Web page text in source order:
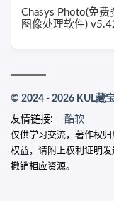
Chasys Photo(免费
图像处理软件)
© 2024 - 2026 KUL藏
友情链接: 酷软
仅供学习交流，著作权
权益，请附上权利证明
撤销相应资源。